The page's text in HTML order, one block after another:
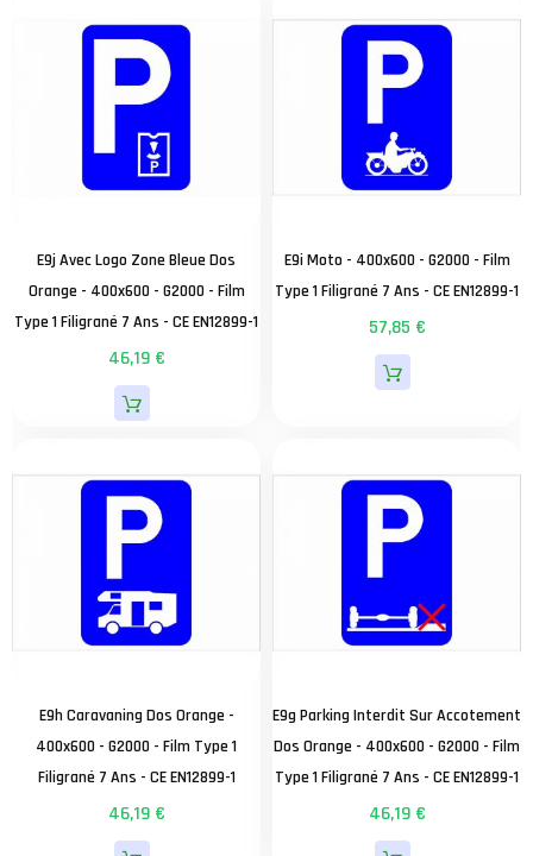
E9j Avec Logo Zone Bleue Dos
Orange - 400x600 - G2000 - Film
Type 1 Filigrané 7 Ans - CE EN12899-1
46,19 €
E9i Moto - 400x600 - G2000 - Film
Type 1 Filigrané 7 Ans - CE EN12899-1
57,85 €
E9h Caravaning Dos Orange -
400x600 - G2000 - Film Type 1
Filigrané 7 Ans - CE EN12899-1
46,19 €
E9g Parking Interdit Sur Accotement
Dos Orange - 400x600 - G2000 - Film
Type 1 Filigrané 7 Ans - CE EN12899-1
46,19 €